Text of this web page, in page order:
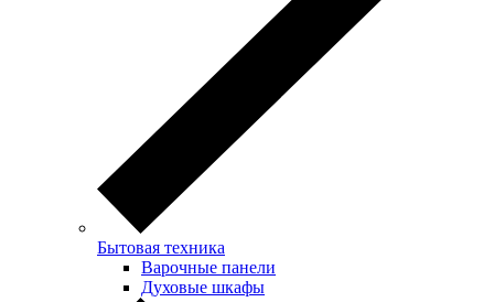
Бытовая техника
Варочные панели
Духовые шкафы